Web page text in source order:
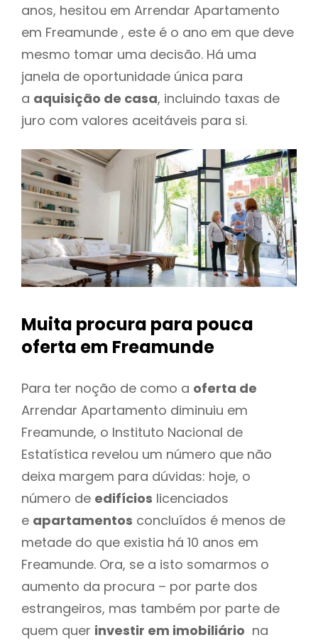
anos, hesitou em Arrendar Apartamento
em Freamunde , este é o ano em que deve
mesmo tomar uma decisão. Há uma
janela de oportunidade única para
a aquisição de casa, incluindo taxas de
juro com valores aceitáveis para si.
Muita procura para pouca
oferta em Freamunde
Para ter noção de como a oferta de
Arrendar Apartamento diminuiu em
Freamunde, o Instituto Nacional de
Estatística revelou um número que não
deixa margem para dúvidas: hoje, o
número de edifícios licenciados
e apartamentos concluídos é menos de
metade do que existia há 10 anos em
Freamunde. Ora, se a isto somarmos o
aumento da procura – por parte dos
estrangeiros, mas também por parte de
quem quer investir em imobiliário na